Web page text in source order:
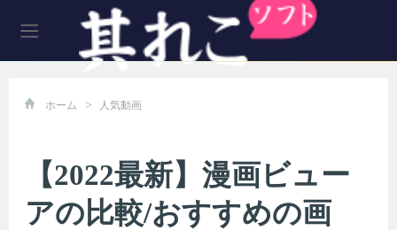
ホーム > 人気動画
【2022最新】漫画ビュー
アの比較/おすすめの画